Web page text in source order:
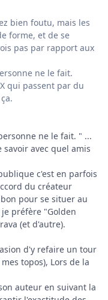
bien foutu, mais les
forme, et de se
pas par rapport aux
ne le fait.
qui passent par du
ne le fait. " ...
avec quel amis
c'est en parfois
du créateur
pour se situer au
préfère "Golden
(et d'autre).
d'y refaire un tour
topos), Lors de la
auteur en suivant la